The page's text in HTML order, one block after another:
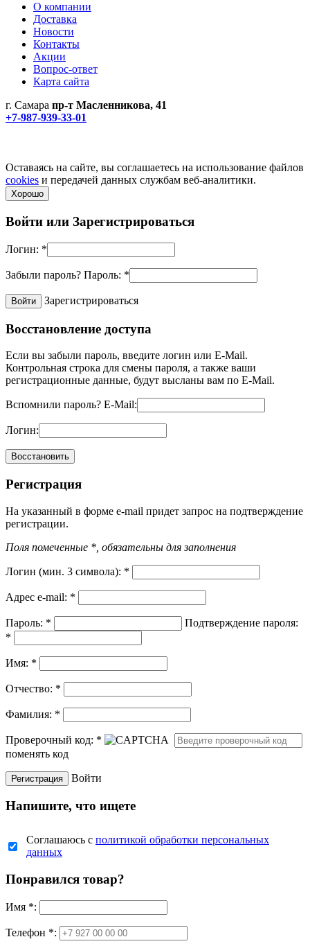
О компании
Доставка
Новости
Контакты
Акции
Вопрос-ответ
Карта сайта
г. Самара пр-т Масленникова, 41
+7-987-939-33-01
Оставаясь на сайте, вы соглашаетесь на использование файлов
cookies и передачей данных службам веб-аналитики.
Хорошо
Войти или Зарегистрироваться
Логин: *
Забыли пароль? Пароль: *
Зарегистрироваться
Восстановление доступа
Если вы забыли пароль, введите логин или E-Mail.
Контрольная строка для смены пароля, а также ваши
регистрационные данные, будут высланы вам по E-Mail.
Вспомнили пароль? E-Mail:
Логин:
Регистрация
На указанный в форме e-mail придет запрос на подтверждение
регистрации.
Поля помеченные *, обязательны для заполнения
Логин (мин. 3 символа): *
Адрес e-mail: *
Пароль: *
Подтверждение пароля:
*
Имя: *
Отчество: *
Фамилия: *
Проверочный код: *
поменять код
Войти
Напишите, что ищете
Соглашаюсь с политикой обработки персональных
данных
Понравился товар?
Имя *:
Телефон *: